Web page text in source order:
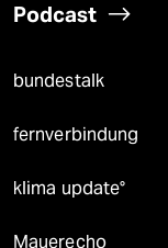
Podcast
bundestalk
fernverbindung
klima update°
Mauerecho